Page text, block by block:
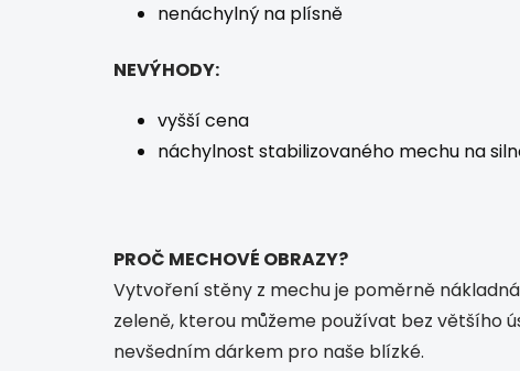
nenáchylný na plísně
NEVÝHODY:
vyšší cena
náchylnost stabilizovaného mechu na
PROČ MECHOVÉ OBRAZY?
Vytvoření stěny z mechu je poměrně
zeleně, kterou můžeme používat bez většího
nevšedním dárkem pro naše blízké.